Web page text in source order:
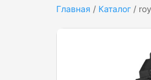
Главная / Каталог /